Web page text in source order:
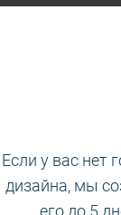
Если у вас нет
дизайна, мы
его до 5